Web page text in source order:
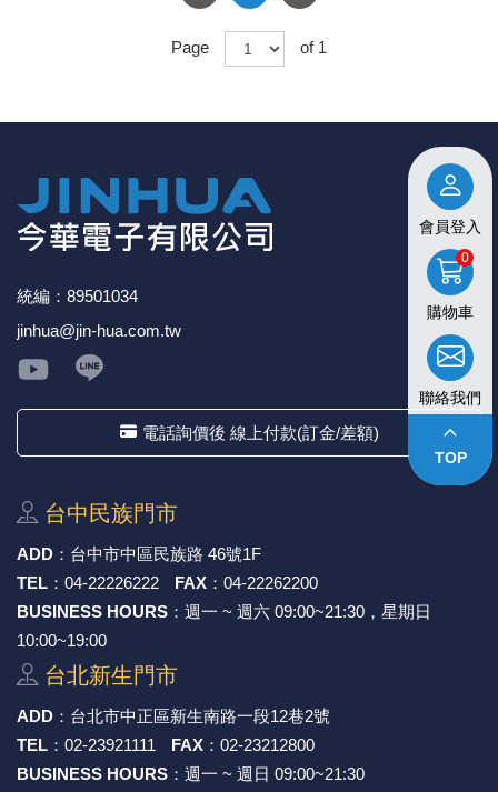
Page of 1
會員登入
購物車
0
聯絡我們
keyboard_arrow_up
TOP
統編：89501034
jinhua@jin-hua.com.tw
電話詢價後 線上付款(訂金/差額)
台中⺠族⾨市
ADD ： 台中市中區⺠族路 46號1F
TEL ： 04-22226222 FAX ： 04-22262200
BUSINESS HOURS ：週一 ~ 週六 09:00~21:30，星期日
10:00~19:00
台北新⽣⾨市
ADD ： 台北市中正區新⽣南路⼀段12巷2號
TEL ： 02-23921111 FAX ： 02-23212800
BUSINESS HOURS ：週一 ~ 週日 09:00~21:30